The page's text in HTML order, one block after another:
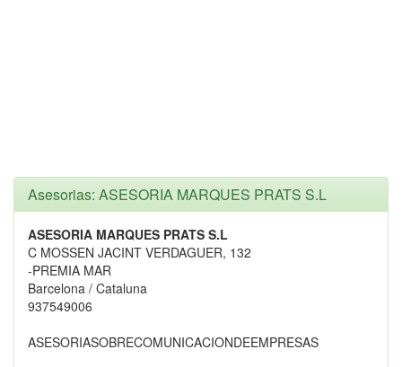
Asesorias: ASESORIA MARQUES PRATS S.L
ASESORIA MARQUES PRATS S.L
C MOSSEN JACINT VERDAGUER, 132
-PREMIA MAR
Barcelona / Cataluna
937549006
ASESORIASOBRECOMUNICACIONDEEMPRESAS